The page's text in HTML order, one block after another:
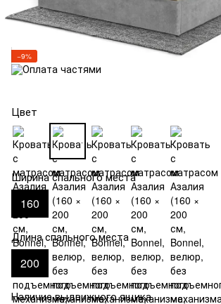
−9%
Цвет
Ширина спального места
160
Длина спального места
200
Наличие выдвижного ящика